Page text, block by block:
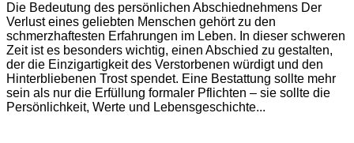
Die Bedeutung des persönlichen Abschiednehmens Der
Verlust eines geliebten Menschen gehört zu den
schmerzhaftesten Erfahrungen im Leben. In dieser schweren
Zeit ist es besonders wichtig, einen Abschied zu gestalten,
der die Einzigartigkeit des Verstorbenen würdigt und den
Hinterbliebenen Trost spendet. Eine Bestattung sollte mehr
sein als nur die Erfüllung formaler Pflichten – sie sollte die
Persönlichkeit, Werte und Lebensgeschichte...